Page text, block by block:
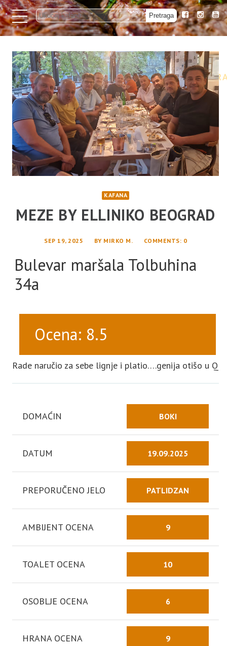
KAFANA
MEZE BY ELLINIKO BEOGRAD
SEP 19, 2025 BY MIRKO M. COMMENTS: 0
Bulevar maršala Tolbuhina
34a
Ocena: 8.5
Rade naručio za sebe lignje i platio….genija otišo u Q
DOMAĆIN BOKI
DATUM 19.09.2025
PREPORUČENO JELO PATLIDZAN
AMBIJENT OCENA 9
TOALET OCENA 10
OSOBLJE OCENA 6
HRANA OCENA 9